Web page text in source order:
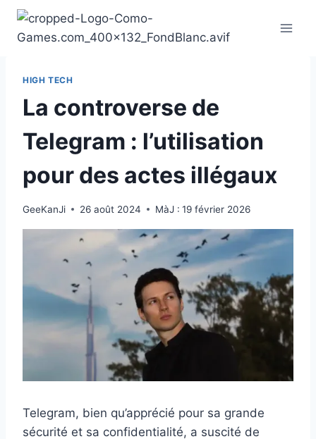
Aller
contenu
HIGH TECH
La controverse de
Telegram : l’utilisation
pour des actes illégaux
GeeKanJi 26 août 2024 MàJ : 19 février 2026
Telegram, bien qu’apprécié pour sa grande
sécurité et sa confidentialité, a suscité de